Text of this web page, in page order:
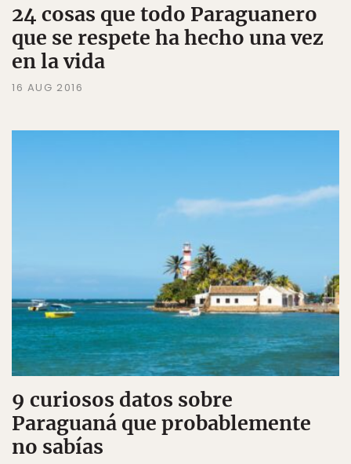
24 cosas que todo Paraguanero
que se respete ha hecho una vez
en la vida
16 AUG 2016
9 curiosos datos sobre
Paraguaná que probablemente
no sabías